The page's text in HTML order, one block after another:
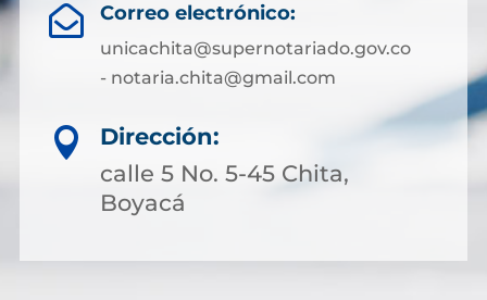
 Correo electrónico:
unicachita@supernotariado.gov.co
- notaria.chita@gmail.com

Dirección:
calle 5 No. 5-45 Chita,
Boyacá